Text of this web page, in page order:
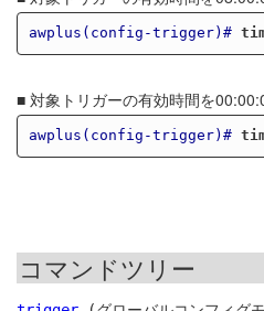
awplus(config-trigger)#
■ 対象トリガーの有効時間を
awplus(config-trigger)#
コマンドツリー